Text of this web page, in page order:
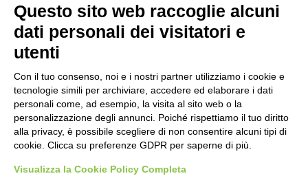
75 anni di INFN. La comunità, la storia, il
futuro della ricerca in fisica
Stop alla linea Torino-Bardonecchia
nel pieno della stagione turistica
1 giorno fa
Grande partecipazione alla Festa della
Madonna della Neve al Rifugio Ciao
Questo sito web raccoglie alcuni
dati personali dei visitatori e
utenti
Con il tuo consenso, noi e i nostri partner utilizziamo i cookie e
tecnologie simili per archiviare, accedere ed elaborare i dati
personali come, ad esempio, la visita al sito web o la
personalizzazione degli annunci. Poiché rispettiamo il tuo diritto
alla privacy, è possibile scegliere di non consentire alcuni tipi di
cookie. Clicca su preferenze GDPR per saperne di più.
Visualizza la Cookie Policy Completa